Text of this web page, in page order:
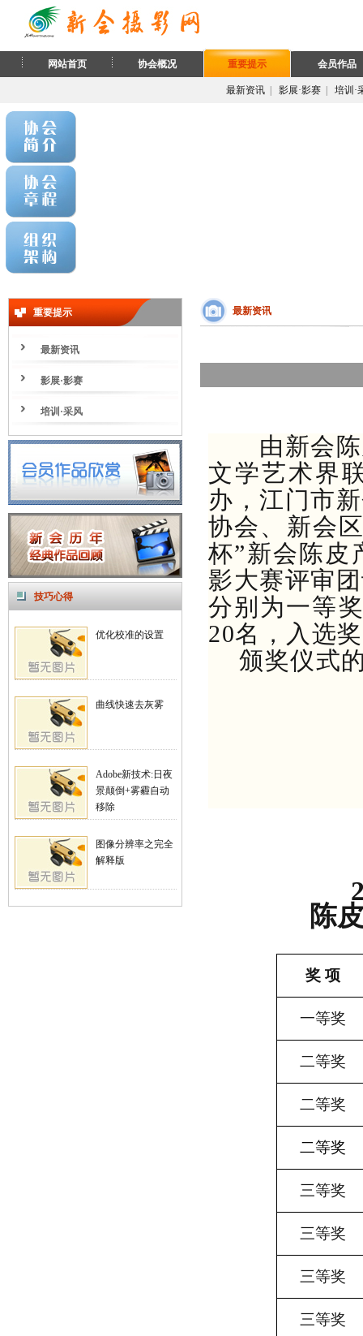
网站首页 协会概况 重要提示 会员作品
最新资讯 影展·影赛 培训·
重要提示
最新资讯
影展·影赛
培训·采风
技巧心得
优化校准的设置
曲线快速去灰雾
Adobe新技术:日夜
景颠倒+雾霾自动
移除
图像分辨率之完全
解释版
最新资讯
由新会陈
文学艺术界
办，江门市
协会、新会
杯”新会陈皮
影大赛评审
分别为一等
20名，入选
颁奖仪式的
陈
奖 项
一等奖
二等奖
二等奖
二等奖
三等奖
三等奖
三等奖
三等奖